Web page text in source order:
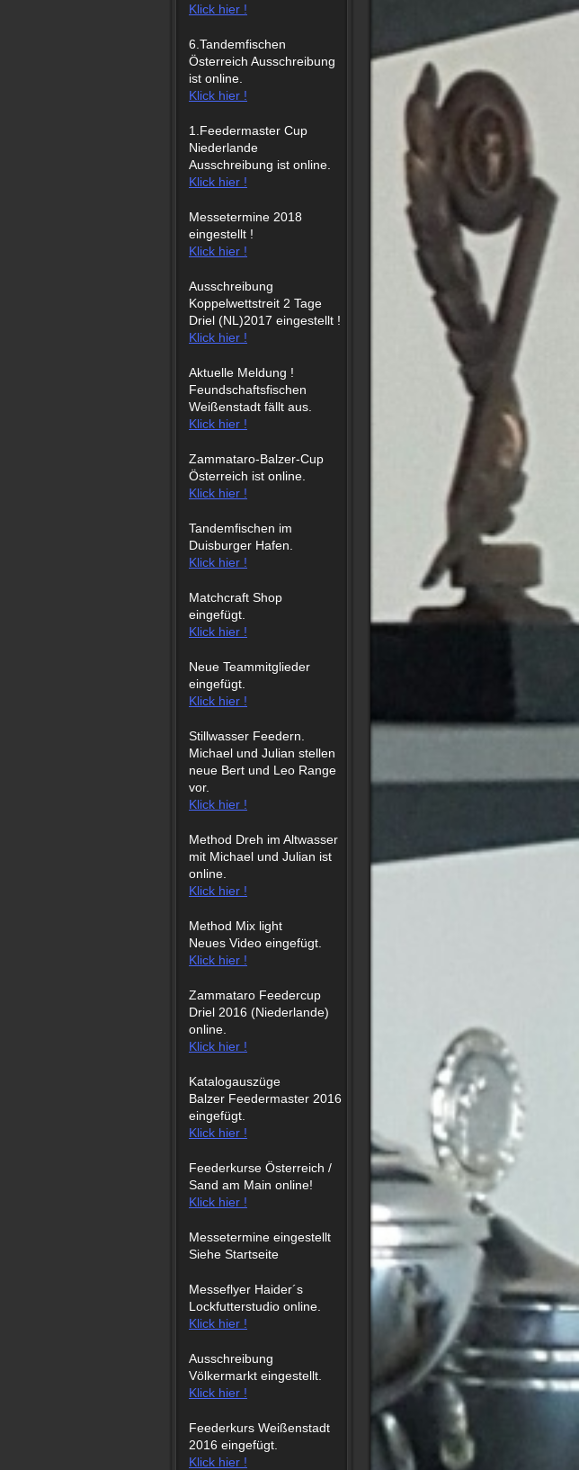
Klick hier !
6.Tandemfischen
Österreich Ausschreibung
ist online.
Klick hier !
1.Feedermaster Cup
Niederlande
Ausschreibung ist online.
Klick hier !
Messetermine 2018
eingestellt !
Klick hier !
Ausschreibung
Koppelwettstreit 2 Tage
Driel (NL)2017 eingestellt !
Klick hier !
Aktuelle Meldung !
Feundschaftsfischen
Weißenstadt fällt aus.
Klick hier !
Zammataro-Balzer-Cup
Österreich ist online.
Klick hier !
Tandemfischen im
Duisburger Hafen.
Klick hier !
Matchcraft Shop
eingefügt.
Klick hier !
Neue Teammitglieder
eingefügt.
Klick hier !
Stillwasser Feedern.
Michael und Julian stellen
neue Bert und Leo Range
vor.
Klick hier !
Method Dreh im Altwasser
mit Michael und Julian ist
online.
Klick hier !
Method Mix light
Neues Video eingefügt.
Klick hier !
Zammataro Feedercup
Driel 2016 (Niederlande)
online.
Klick hier !
Katalogauszüge
Balzer Feedermaster 2016
eingefügt.
Klick hier !
Feederkurse Österreich /
Sand am Main online!
Klick hier !
Messetermine eingestellt
Siehe Startseite
Messeflyer Haider´s
Lockfutterstudio online.
Klick hier !
Ausschreibung
Völkermarkt eingestellt.
Klick hier !
Feederkurs Weißenstadt
2016 eingefügt.
Klick hier !